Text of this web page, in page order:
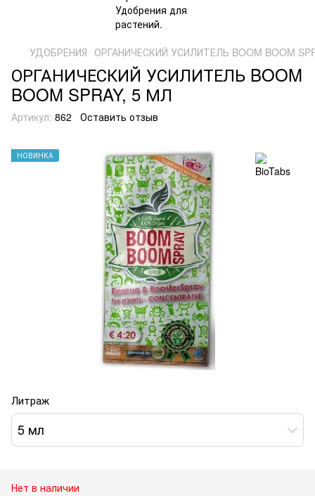
УДОБРЕНИЯ ОРГАНИЧЕСКИЙ УСИЛИТЕЛЬ BOOM BOOM
ОРГАНИЧЕСКИЙ УСИЛИТЕЛЬ BOOM
BOOM SPRAY, 5 МЛ
Артикул: 862 Оставить отзыв
НОВИНКА
Литраж
5 мл
Нет в наличии